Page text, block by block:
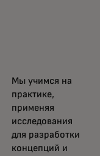
Мы учимся на
практике,
применяя
исследования
для разработки
концепций и